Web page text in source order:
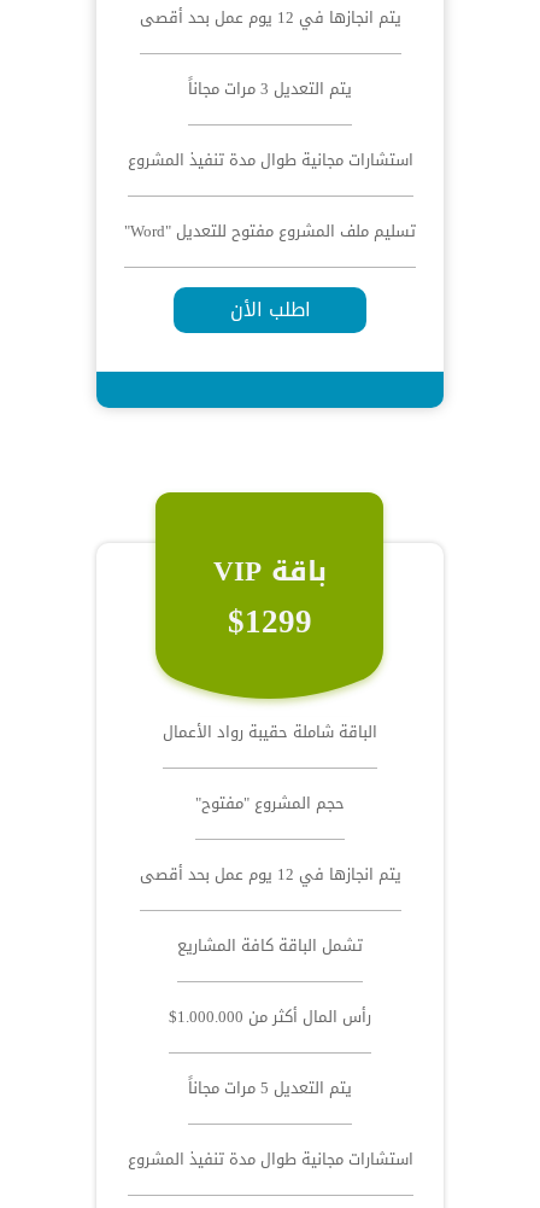
يتم انجازها في 12 يوم عمل بحد أقصى
يتم التعديل 3 مرات مجاناً
استشارات مجانية طوال مدة تنفيذ المشروع
تسليم ملف المشروع مفتوح للتعديل "Word"
اطلب الأن
باقة VIP
$1299
الباقة شاملة حقيبة رواد الأعمال
حجم المشروع "مفتوح"
يتم انجازها في 12 يوم عمل بحد أقصى
تشمل الباقة كافة المشاريع
رأس المال أكثر من 1.000.000$
يتم التعديل 5 مرات مجاناً
استشارات مجانية طوال مدة تنفيذ المشروع